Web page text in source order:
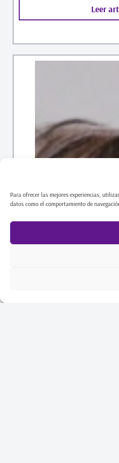
Para ofrecer las mejores experiencias,
datos como el comportamiento de
Leer